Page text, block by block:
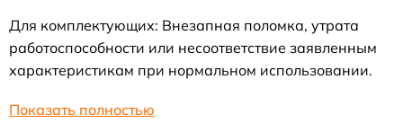
Для комплектующих: Внезапная поломка, утрата
работоспособности или несоответствие заявленным
характеристикам при нормальном использовании.
Показать полностью